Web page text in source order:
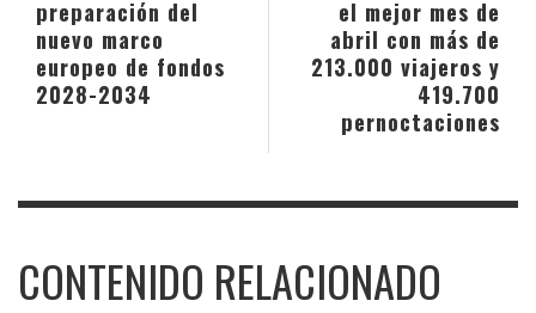
el mejor mes de
abril con más de
213.000 viajeros y
419.700
pernoctaciones
preparación del
nuevo marco
europeo de fondos
2028-2034
CONTENIDO RELACIONADO